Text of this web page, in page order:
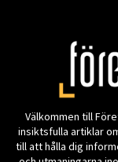
Välkommen till
insiktsfulla artiklar
till att hålla dig